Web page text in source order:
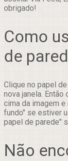
obrigado!
Como
de
Clique no papel
nova janela.
cima da imagem
fundo" se estiver
papel de parede"
Não